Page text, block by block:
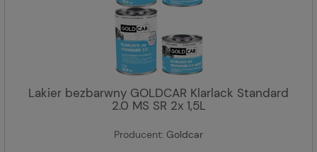
Lakier bezbarwny GOLDCAR Klarlack Standard
2.0 MS SR 2x 1,5L
Producent: Goldcar